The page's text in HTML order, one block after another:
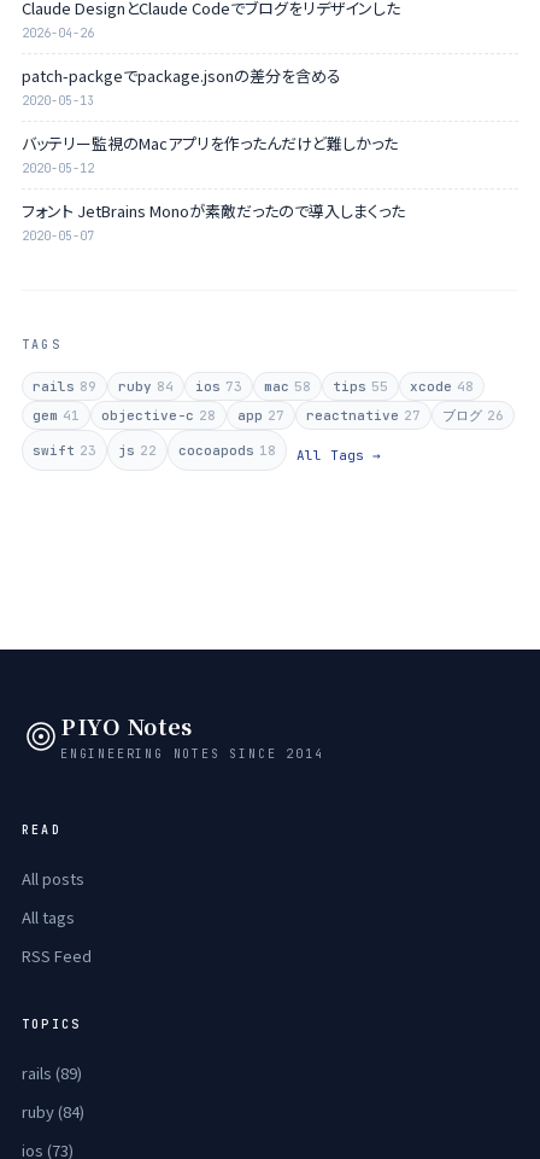
Claude DesignとClaude Codeでブログをリデザインした
2026-04-26
patch-packgeでpackage.jsonの差分を含める
2020-05-13
バッテリー監視のMacアプリを作ったんだけど難しかった
2020-05-12
フォント JetBrains Monoが素敵だったので導入しまくった
2020-05-07
TAGS
rails 89 ruby 84 ios 73 mac 58 tips 55 xcode 48
gem 41 objective-c 28 app 27 reactnative 27 ブログ 26
swift 23 js 22 cocoapods 18 All Tags →
PIYO Notes
ENGINEERING NOTES SINCE 2014
READ
All posts
All tags
RSS Feed
TOPICS
rails (89)
ruby (84)
ios (73)